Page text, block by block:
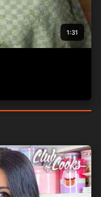
1:31